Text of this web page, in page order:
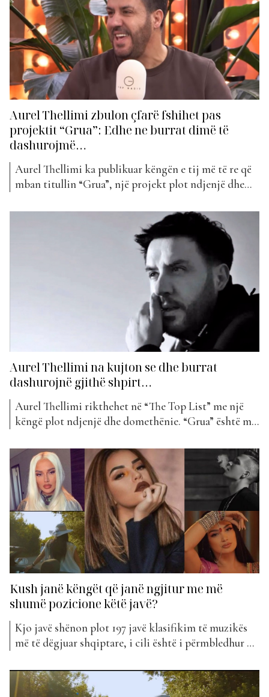
Aurel Thellimi zbulon çfarë fshihet pas
projektit “Grua”: Edhe ne burrat dimë të
dashurojmë…
Aurel Thellimi ka publikuar këngën e tij më të re që
mban titullin “Grua”, një projekt plot ndjenjë dhe
shprehur për projektet muzikore dhe veçanërisht për
“Grua”. Kam vendosur veten këtë herë për klipin.
Luksi është të jesh vetvetja, prandaj...
Aurel Thellimi na kujton se dhe burrat
dashurojnë gjithë shpirt…
Aurel Thellimi rikthehet në “The Top List” me një
këngë plot ndjenjë dhe domethënie. “Grua” është më
ndjerë për ndjenjat e një burri që nuk ka frikë të
tregojë shpirtin e vet. Në një kohë kur shpesh
dashuria shihet si diçka...
Kush janë këngët që janë ngjitur me më
shumë pozicione këtë javë?
Kjo javë shënon plot 197 javë klasifikim të muzikës
më të dëgjuar shqiptare, i cili është i përmbledhur në
ndryshime në pozicionime, ku disa humbin dhe disa
arrijnë majën e klasifikimit por pavarësisht kësaj të